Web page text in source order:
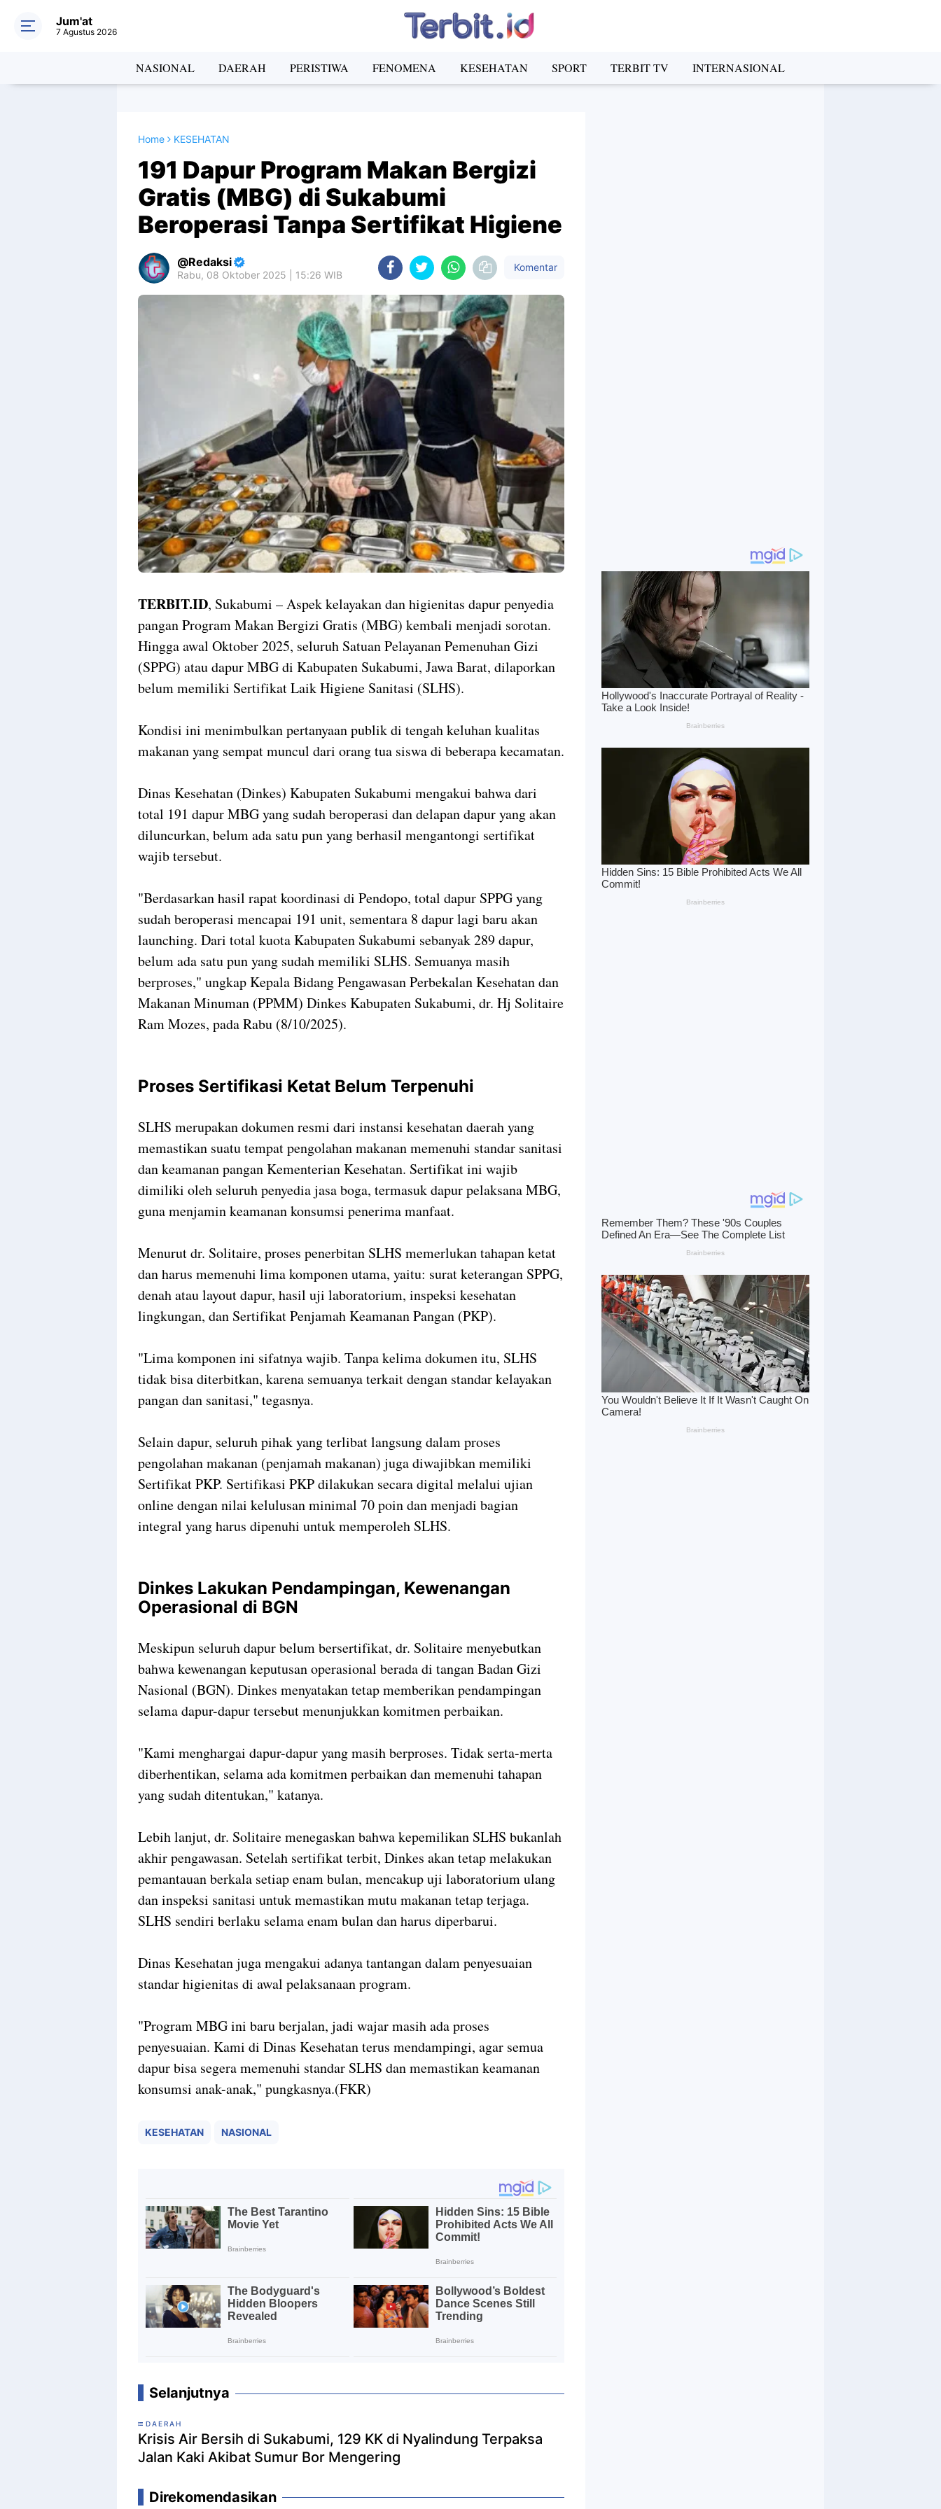
Jum'at
7 Agustus 2026
NASIONAL DAERAH PERISTIWA FENOMENA KESEHATAN SPORT TERBIT TV INTERNASIONAL
Home KESEHATAN
191 Dapur Program Makan Bergizi
Gratis (MBG) di Sukabumi
Beroperasi Tanpa Sertifikat Higiene
Redaksi
Rabu, 08 Oktober 2025 | 15:26 WIB
Komentar
TERBIT.ID, Sukabumi – Aspek kelayakan dan higienitas dapur penyedia
pangan Program Makan Bergizi Gratis (MBG) kembali menjadi sorotan.
Hingga awal Oktober 2025, seluruh Satuan Pelayanan Pemenuhan Gizi
(SPPG) atau dapur MBG di Kabupaten Sukabumi, Jawa Barat, dilaporkan
belum memiliki Sertifikat Laik Higiene Sanitasi (SLHS).
Kondisi ini menimbulkan pertanyaan publik di tengah keluhan kualitas
makanan yang sempat muncul dari orang tua siswa di beberapa kecamatan.
Dinas Kesehatan (Dinkes) Kabupaten Sukabumi mengakui bahwa dari
total 191 dapur MBG yang sudah beroperasi dan delapan dapur yang akan
diluncurkan, belum ada satu pun yang berhasil mengantongi sertifikat
wajib tersebut.
"Berdasarkan hasil rapat koordinasi di Pendopo, total dapur SPPG yang
sudah beroperasi mencapai 191 unit, sementara 8 dapur lagi baru akan
launching. Dari total kuota Kabupaten Sukabumi sebanyak 289 dapur,
belum ada satu pun yang sudah memiliki SLHS. Semuanya masih
berproses," ungkap Kepala Bidang Pengawasan Perbekalan Kesehatan dan
Makanan Minuman (PPMM) Dinkes Kabupaten Sukabumi, dr. Hj Solitaire
Ram Mozes, pada Rabu (8/10/2025).
Proses Sertifikasi Ketat Belum Terpenuhi
SLHS merupakan dokumen resmi dari instansi kesehatan daerah yang
memastikan suatu tempat pengolahan makanan memenuhi standar sanitasi
dan keamanan pangan Kementerian Kesehatan. Sertifikat ini wajib
dimiliki oleh seluruh penyedia jasa boga, termasuk dapur pelaksana MBG,
guna menjamin keamanan konsumsi penerima manfaat.
Menurut dr. Solitaire, proses penerbitan SLHS memerlukan tahapan ketat
dan harus memenuhi lima komponen utama, yaitu: surat keterangan SPPG,
denah atau layout dapur, hasil uji laboratorium, inspeksi kesehatan
lingkungan, dan Sertifikat Penjamah Keamanan Pangan (PKP).
"Lima komponen ini sifatnya wajib. Tanpa kelima dokumen itu, SLHS
tidak bisa diterbitkan, karena semuanya terkait dengan standar kelayakan
pangan dan sanitasi," tegasnya.
Selain dapur, seluruh pihak yang terlibat langsung dalam proses
pengolahan makanan (penjamah makanan) juga diwajibkan memiliki
Sertifikat PKP. Sertifikasi PKP dilakukan secara digital melalui ujian
online dengan nilai kelulusan minimal 70 poin dan menjadi bagian
integral yang harus dipenuhi untuk memperoleh SLHS.
Dinkes Lakukan Pendampingan, Kewenangan
Operasional di BGN
Meskipun seluruh dapur belum bersertifikat, dr. Solitaire menyebutkan
bahwa kewenangan keputusan operasional berada di tangan Badan Gizi
Nasional (BGN). Dinkes menyatakan tetap memberikan pendampingan
selama dapur-dapur tersebut menunjukkan komitmen perbaikan.
"Kami menghargai dapur-dapur yang masih berproses. Tidak serta-merta
diberhentikan, selama ada komitmen perbaikan dan memenuhi tahapan
yang sudah ditentukan," katanya.
Lebih lanjut, dr. Solitaire menegaskan bahwa kepemilikan SLHS bukanlah
akhir pengawasan. Setelah sertifikat terbit, Dinkes akan tetap melakukan
pemantauan berkala setiap enam bulan, mencakup uji laboratorium ulang
dan inspeksi sanitasi untuk memastikan mutu makanan tetap terjaga.
SLHS sendiri berlaku selama enam bulan dan harus diperbarui.
Dinas Kesehatan juga mengakui adanya tantangan dalam penyesuaian
standar higienitas di awal pelaksanaan program.
"Program MBG ini baru berjalan, jadi wajar masih ada proses
penyesuaian. Kami di Dinas Kesehatan terus mendampingi, agar semua
dapur bisa segera memenuhi standar SLHS dan memastikan keamanan
konsumsi anak-anak," pungkasnya.(FKR)
KESEHATAN NASIONAL
Selanjutnya
DAERAH
Krisis Air Bersih di Sukabumi, 129 KK di Nyalindung Terpaksa
Jalan Kaki Akibat Sumur Bor Mengering
Direkomendasikan